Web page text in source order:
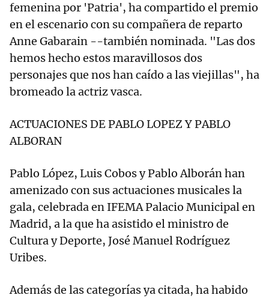
femenina por 'Patria', ha compartido el premio
en el escenario con su compañera de reparto
Anne Gabarain --también nominada. "Las dos
hemos hecho estos maravillosos dos
personajes que nos han caído a las viejillas", ha
bromeado la actriz vasca.
ACTUACIONES DE PABLO LOPEZ Y PABLO
ALBORAN
Pablo López, Luis Cobos y Pablo Alborán han
amenizado con sus actuaciones musicales la
gala, celebrada en IFEMA Palacio Municipal en
Madrid, a la que ha asistido el ministro de
Cultura y Deporte, José Manuel Rodríguez
Uribes.
Además de las categorías ya citada, ha habido